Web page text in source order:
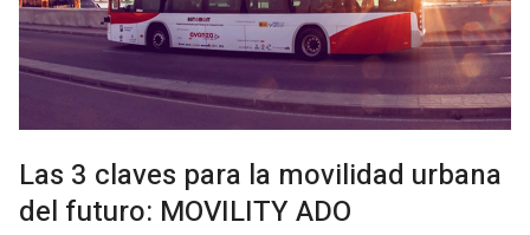
Las 3 claves para la movilidad urbana
del futuro: MOVILITY ADO